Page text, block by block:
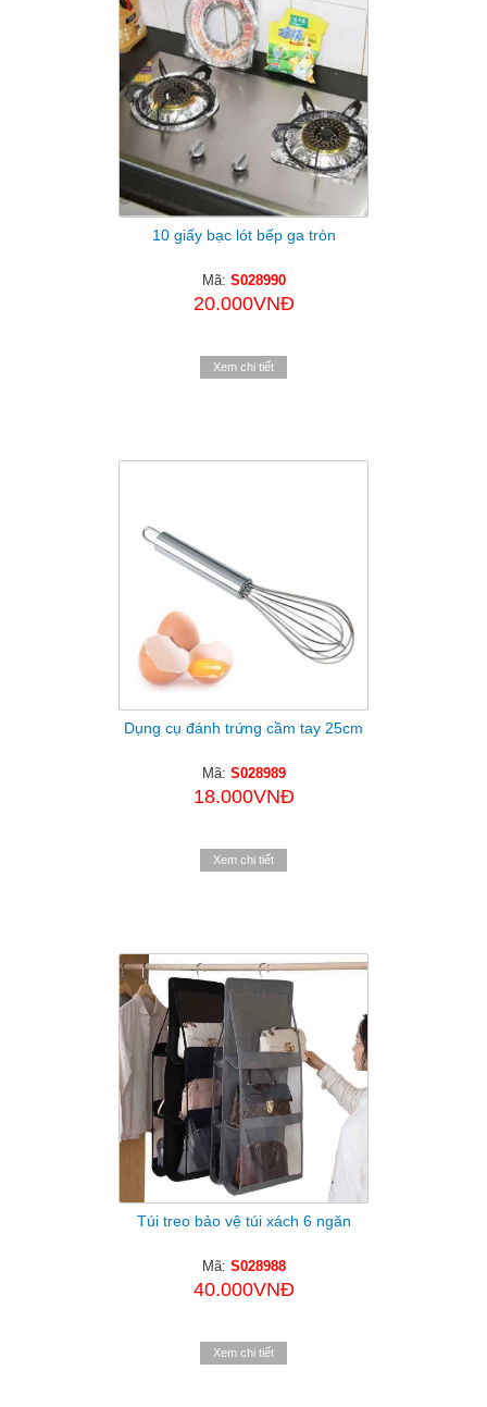
10 giấy bạc lót bếp ga tròn
Mã: S028990
20.000VNĐ
Xem chi tiết
Dụng cụ đánh trứng cầm tay 25cm
Mã: S028989
18.000VNĐ
Xem chi tiết
Túi treo bảo vệ túi xách 6 ngăn
Mã: S028988
40.000VNĐ
Xem chi tiết